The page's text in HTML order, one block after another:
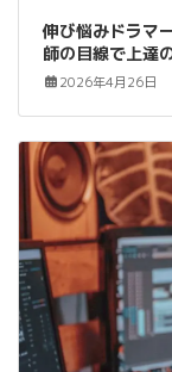
伸び悩みドラマ
師の目線で上達
2026年4月26日